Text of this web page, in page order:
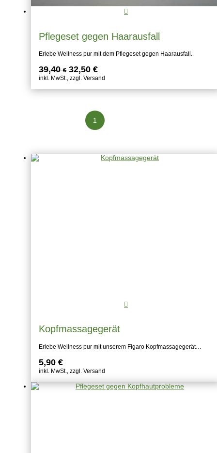
Pflegeset gegen Haarausfall
Erlebe Wellness pur mit dem Pflegeset gegen Haarausfall.
39,40€
Ursprünglicher
Preis
war:
32,50 €
Aktueller
Preis
ist:
inkl. MwSt., zzgl. Versand
1
Kopfmassagegerät
Erlebe Wellness pur mit unserem Figaro Kopfmassagegerät…
5,90 €
inkl. MwSt., zzgl. Versand